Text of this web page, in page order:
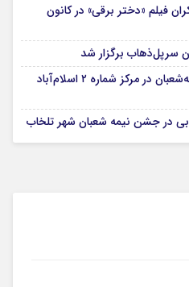
فیلم «دختر برقی» در کانون
سرپل‌ذهاب برگزار شد
ویژه‌برنامه‌های دهه فجر و نیمه‌شعبان در مرکز شماره ۲ اسلام‌آباد
در جشن نیمه شعبان شهر تلخاب